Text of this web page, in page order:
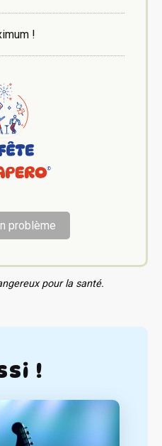
!
problème
pour la santé.
!